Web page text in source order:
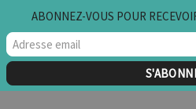
Aller
au
ABONNEZ-VOUS POUR